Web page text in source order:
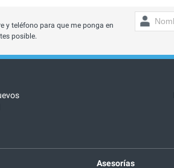
y teléfono para que me ponga en
posible.
Asesorías